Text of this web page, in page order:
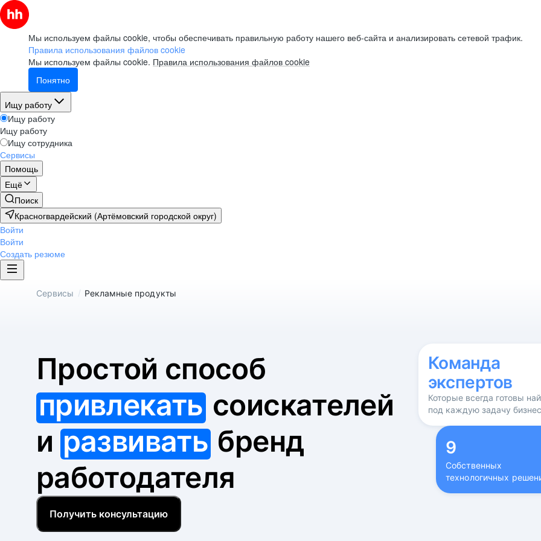
Мы используем файлы cookie, чтобы обеспечивать правильную работу нашего веб-сайта и анализировать сетевой трафик.
Правила использования файлов cookie
Мы используем файлы cookie. Правила использования файлов cookie
Понятно
Ищу работу
Ищу работу
Ищу работу
Ищу сотрудника
Сервисы
Помощь
Ещё
Поиск
Красногвардейский (Артёмовский городской округ)
Войти
Войти
Создать резюме
Сервисы / Рекламные продукты
Простой способ
привлекатьсоискателей
и развивать бренд
работодателя
Получить консультацию
Команда
экспертов
Которые всегда готовы
под каждую задачу
9
Собственных
технологичных